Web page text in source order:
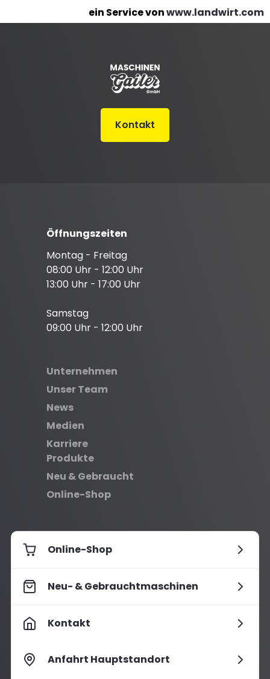
ein Service vonwww.landwirt.com
Kontakt
Öffnungszeiten
Montag - Freitag
08:00 Uhr - 12:00 Uhr
13:00 Uhr - 17:00 Uhr
Samstag
09:00 Uhr - 12:00 Uhr
Unternehmen
Unser Team
News
Medien
Karriere
Produkte
Neu & Gebraucht
Online-Shop
Online-Shop
Neu- & Gebrauchtmaschinen
Kontakt
Anfahrt Hauptstandort